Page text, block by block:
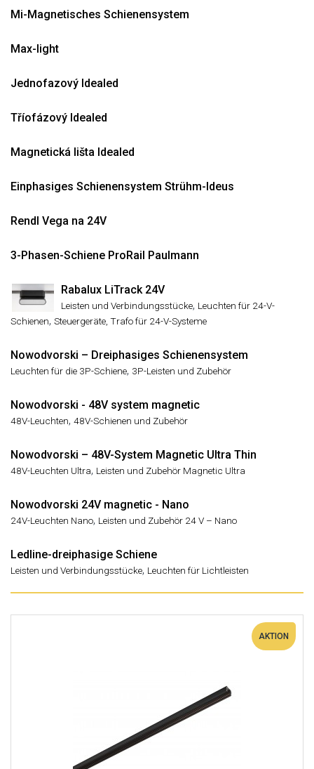
Mi-Magnetisches Schienensystem
Max-light
Jednofazový Idealed
Tříofázový Idealed
Magnetická lišta Idealed
Einphasiges Schienensystem Strühm-Ideus
Rendl Vega na 24V
3-Phasen-Schiene ProRail Paulmann
Rabalux LiTrack 24V
Leisten und Verbindungsstücke, Leuchten für 24-V-
Schienen, Steuergeräte, Trafo für 24-V-Systeme
Nowodvorski – Dreiphasiges Schienensystem
Leuchten für die 3P-Schiene, 3P-Leisten und Zubehör
Nowodvorski - 48V system magnetic
48V-Leuchten, 48V-Schienen und Zubehör
Nowodvorski – 48V-System Magnetic Ultra Thin
48V-Leuchten Ultra, Leisten und Zubehör Magnetic Ultra
Nowodvorski 24V magnetic - Nano
24V-Leuchten Nano, Leisten und Zubehör 24 V – Nano
Ledline-dreiphasige Schiene
Leisten und Verbindungsstücke, Leuchten für Lichtleisten
AKTION